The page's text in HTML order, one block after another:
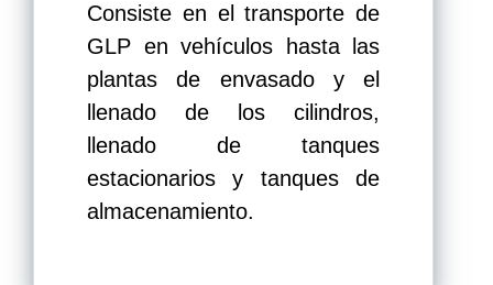
Consiste en el transporte de
GLP en vehículos hasta las
plantas de envasado y el
llenado de los cilindros,
llenado de tanques
estacionarios y tanques de
almacenamiento.